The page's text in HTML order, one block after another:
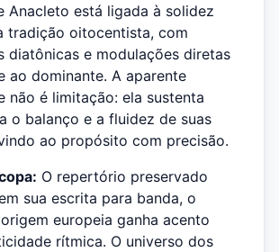
Anacleto está ligada à solidez
tradição oitocentista, com
diatônicas e modulações diretas
ao dominante. A aparente
não é limitação: ela sustenta
o balanço e a fluidez de suas
ao propósito com precisão.
O repertório preservado
sua escrita para banda, o
europeia ganha acento
rítmica. O universo dos